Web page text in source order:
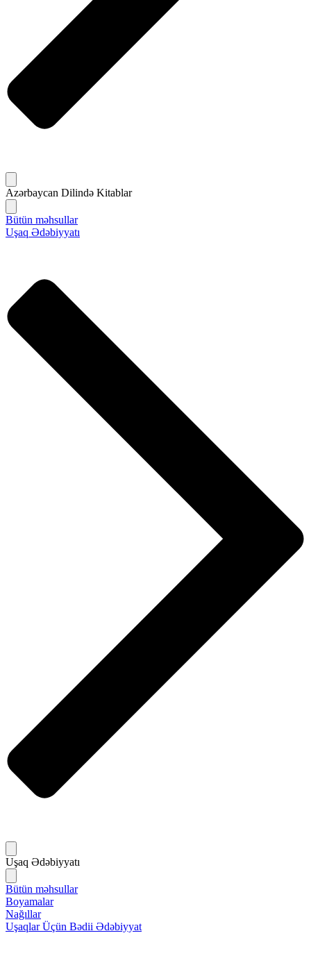
Azərbaycan Dilində Kitablar
Bütün məhsullar
Uşaq Ədəbiyyatı
Uşaq Ədəbiyyatı
Bütün məhsullar
Boyamalar
Nağıllar
Uşaqlar Üçün Bədii Ədəbiyyat